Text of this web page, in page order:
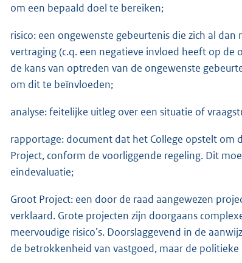
om een bepaald doel te bereiken;
risico: een ongewenste gebeurtenis die zich al
vertraging (c.q. een negatieve invloed heeft op de
de kans van optreden van de ongewenste
om dit te beïnvloeden;
analyse: feitelijke uitleg over een situatie of
rapportage: document dat het College opstelt
Project, conform de voorliggende regeling. Dit
eindevaluatie;
Groot Project: een door de raad aangewezen
verklaard. Grote projecten zijn doorgaans
meervoudige risico’s. Doorslaggevend in de
de betrokkenheid van vastgoed, maar de